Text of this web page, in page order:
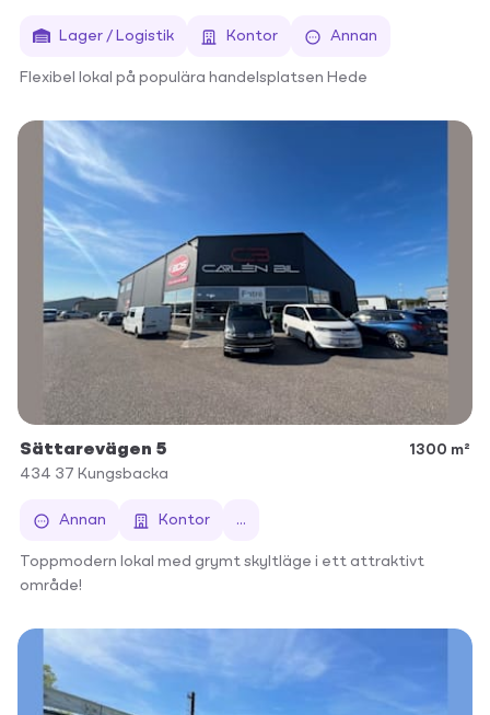
Lager / Logistik Kontor Annan
Flexibel lokal på populära handelsplatsen Hede
Sättarevägen 5
1300 m²
434 37 Kungsbacka
Annan Kontor ...
Toppmodern lokal med grymt skyltläge i ett attraktivt
område!